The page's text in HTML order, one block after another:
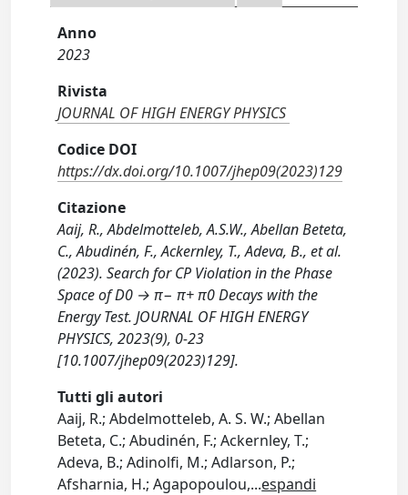
Anno
2023
Rivista
JOURNAL OF HIGH ENERGY PHYSICS
Codice DOI
https://dx.doi.org/10.1007/jhep09(2023)129
Citazione
Aaij, R., Abdelmotteleb, A.S.W., Abellan Beteta,
C., Abudinén, F., Ackernley, T., Adeva, B., et al.
(2023). Search for CP Violation in the Phase
Space of D0 → π− π+ π0 Decays with the
Energy Test. JOURNAL OF HIGH ENERGY
PHYSICS, 2023(9), 0-23
[10.1007/jhep09(2023)129].
Tutti gli autori
Aaij, R.; Abdelmotteleb, A. S. W.; Abellan
Beteta, C.; Abudinén, F.; Ackernley, T.;
Adeva, B.; Adinolfi, M.; Adlarson, P.;
Afsharnia, H.; Agapopoulou,...espandi